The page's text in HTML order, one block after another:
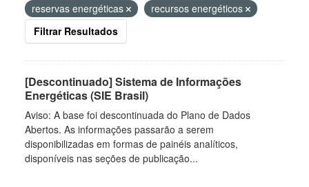
reservas energéticas
recursos energéticos
Filtrar Resultados
[Descontinuado] Sistema de Informações
Energéticas (SIE Brasil)
Aviso: A base foi descontinuada do Plano de Dados
Abertos. As informações passarão a serem
disponibilizadas em formas de painéis analíticos,
disponíveis nas seções de publicação...